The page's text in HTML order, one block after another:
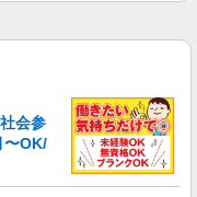
会参
〜OK/